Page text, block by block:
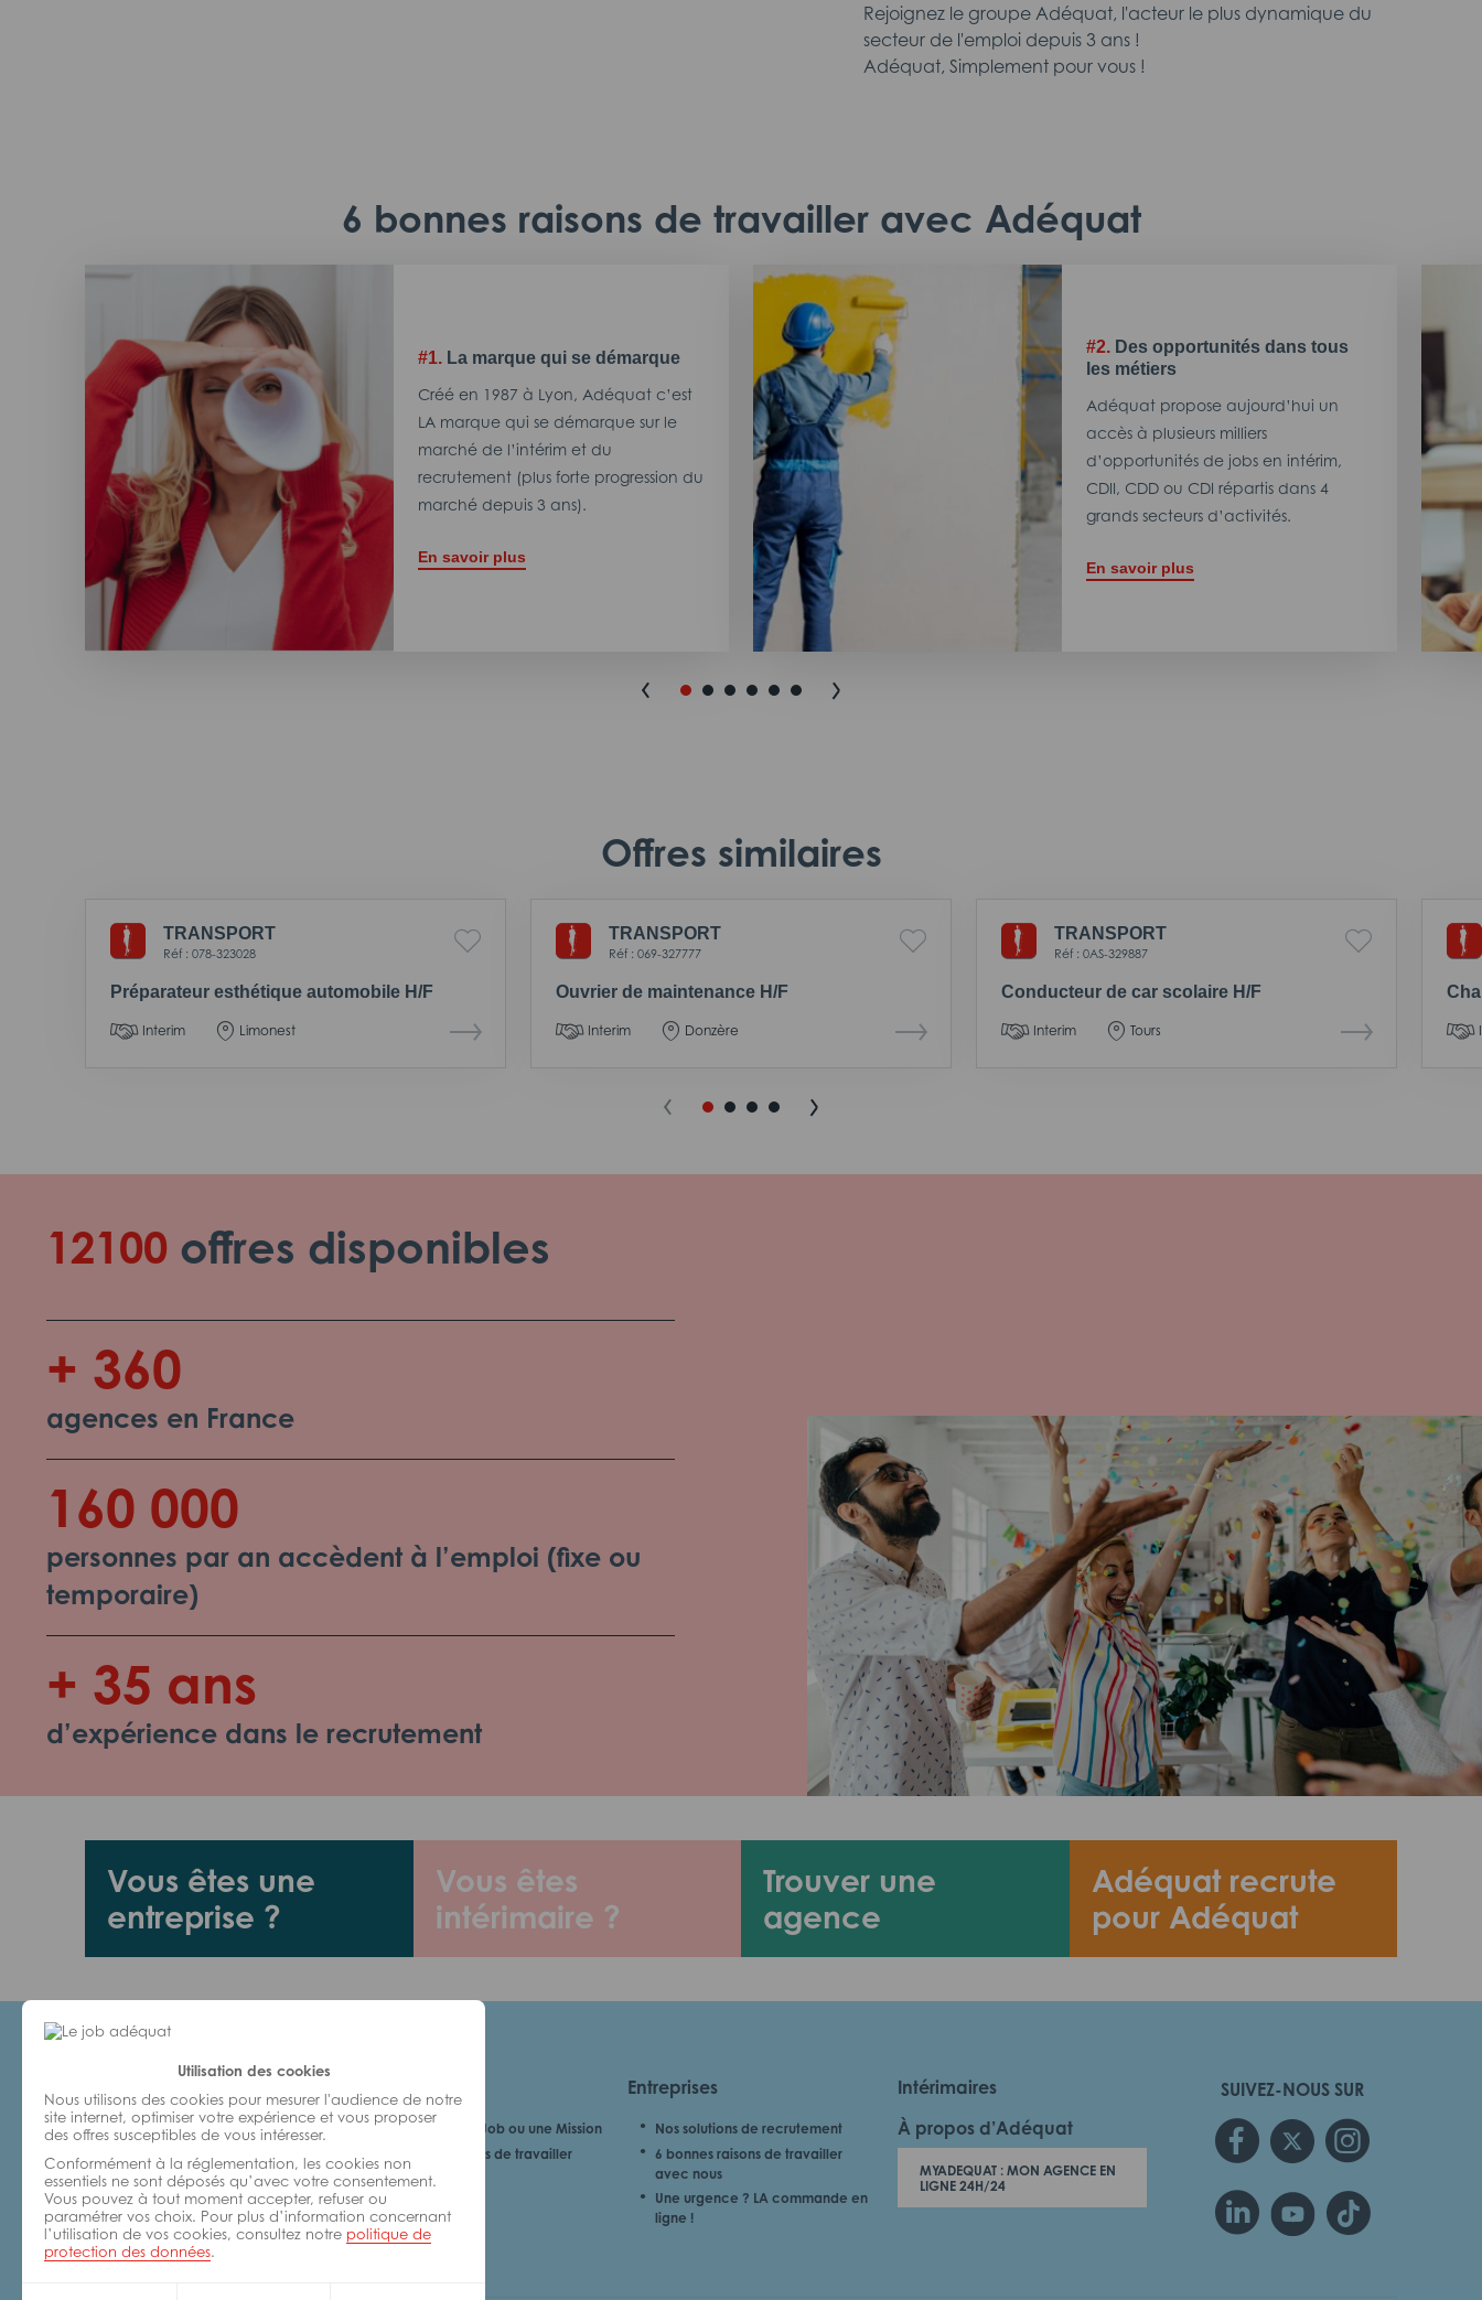
Utilisation des cookies
Nous utilisons des cookies pour mesurer l'audience de notre
site internet, optimiser votre expérience et vous proposer
des offres susceptibles de vous intéresser.
Conformément à la réglementation, les cookies non
essentiels ne sont déposés qu’avec votre consentement.
Vous pouvez à tout moment accepter, refuser ou
paramétrer vos choix. Pour plus d’information concernant
l’utilisation de vos cookies, consultez notre politique de
protection des données.
Rejoignez le groupe Adéquat, l'acteur le plus dynamique du
secteur de l'emploi depuis 3 ans !
Adéquat, Simplement pour vous !
6 bonnes raisons de travailler avec Adéquat
#1. La marque qui se démarque
Créé en 1987 à Lyon, Adéquat c’est
LA marque qui se démarque sur le
marché de l’intérim et du
recrutement (plus forte progression du
marché depuis 3 ans).
En savoir plus
#2. Des opportunités dans tous
les métiers
Adéquat propose aujourd’hui un
accès à plusieurs milliers
d’opportunités de jobs en intérim,
CDII, CDD ou CDI répartis dans 4
grands secteurs d’activités.
En savoir plus
Offres similaires
TRANSPORT
Réf : 078-323028
Préparateur esthétique automobile H/F
Interim Limonest
TRANSPORT
Réf : 069-327777
Ouvrier de maintenance H/F
Interim Donzère
TRANSPORT
Réf : 0AS-329887
Conducteur de car scolaire H/F
Interim Tours
12100 offres disponibles
+ 360
agences en France
160 000
personnes par an accèdent à l’emploi (fixe ou
temporaire)
+ 35 ans
d’expérience dans le recrutement
Vous êtes une
entreprise ?
Vous êtes
intérimaire ?
Trouver une
agence
Adéquat recrute
pour Adéquat
SUIVEZ-NOUS SUR
Je cherche un Job ou une Mission
6 bonnes raisons de travailler
avec nous
Entreprises
Nos solutions de recrutement
6 bonnes raisons de travailler
avec nous
Une urgence ? LA commande en
ligne !
Intérimaires
À propos d’Adéquat
MYADEQUAT : MON AGENCE EN
LIGNE 24H/24